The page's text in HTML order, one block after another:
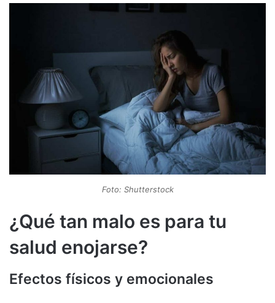
Foto: Shutterstock
¿Qué tan malo es para tu
salud enojarse?
Efectos físicos y emocionales